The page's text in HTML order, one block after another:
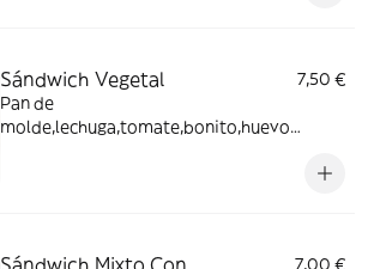
Sándwich Vegetal
7,50 €
Pan de
molde,lechuga,tomate,bonito,huevo
Sándwich Mixto Con
7,00 €